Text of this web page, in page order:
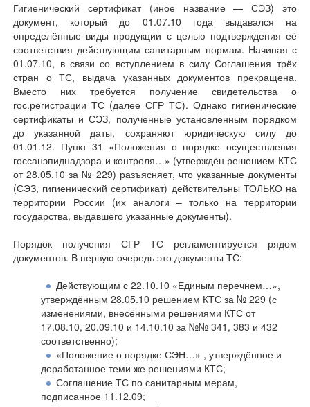
Гигиенический сертификат (иное название — СЭЗ) это
документ, который до 01.07.10 года выдавался на
определённые виды продукции с целью подтверждения её
соответствия действующим санитарным нормам. Начиная с
01.07.10, в связи со вступлением в силу Соглашения трёх
стран о ТС, выдача указанных документов прекращена.
Вместо них требуется получение свидетельства о
гос.регистрации ТС (далее СГР ТС). Однако гигиенические
сертификаты и СЭЗ, полученные установленным порядком
до указанной даты, сохраняют юридическую силу до
01.01.12. Пункт 31 «Положения о порядке осуществления
госсанэпиднадзора и контроля…» (утверждён решением КТС
от 28.05.10 за № 229) разъясняет, что указанные документы
(СЭЗ, гигиенический сертификат) действительны ТОЛЬКО на
территории России (их аналоги – только на территории
государства, выдавшего указанные документы).
Порядок получения СГР ТС регламентируется рядом
документов. В первую очередь это документы ТС:
Действующим с 22.10.10 «Единым перечнем…»,
утверждённым 28.05.10 решением КТС за № 229 (с
изменениями, внесёнными решениями КТС от
17.08.10, 20.09.10 и 14.10.10 за №№ 341, 383 и 432
соответственно);
«Положение о порядке СЭН…» , утверждённое и
доработанное теми же решениями КТС;
Соглашение ТС по санитарным мерам,
подписанное 11.12.09;